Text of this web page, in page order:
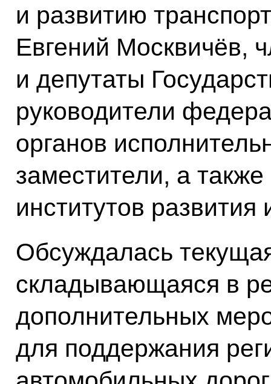
и развитию
Евгений Москвичёв,
и депутаты
руководители
органов
заместители, а
институтов
Обсуждалась
складывающаяся в
дополнительных
для поддержания